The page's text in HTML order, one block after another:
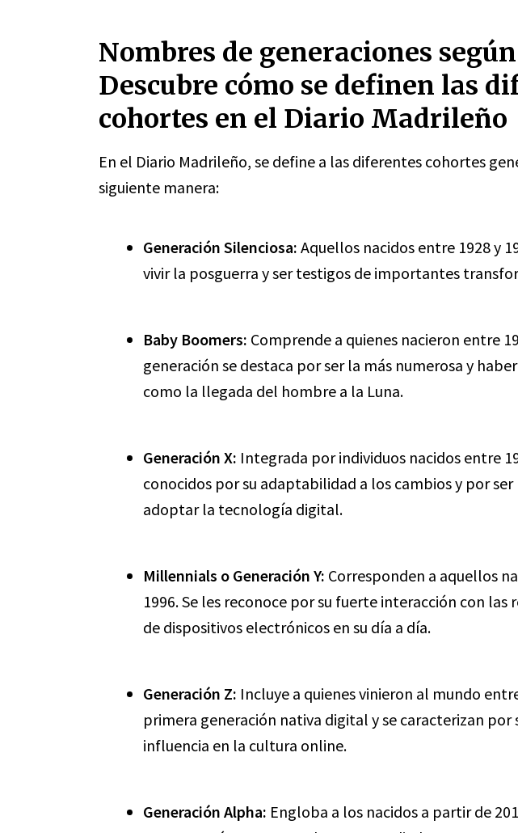
Nombres de generaciones
Descubre cómo se definen las
cohortes en el Diario Madrileño
En el Diario Madrileño, se define a las diferentes cohortes
siguiente manera:
Generación Silenciosa: Aquellos nacidos entre 1928 y
vivir la posguerra y ser testigos de importantes
Baby Boomers: Comprende a quienes nacieron entre
generación se destaca por ser la más numerosa y
como la llegada del hombre a la Luna.
Generación X: Integrada por individuos nacidos entre
conocidos por su adaptabilidad a los cambios y por
adoptar la tecnología digital.
Millennials o Generación Y: Corresponden a aquellos
1996. Se les reconoce por su fuerte interacción con las
de dispositivos electrónicos en su día a día.
Generación Z: Incluye a quienes vinieron al mundo
primera generación nativa digital y se caracterizan por
influencia en la cultura online.
Generación Alpha: Engloba a los nacidos a partir de